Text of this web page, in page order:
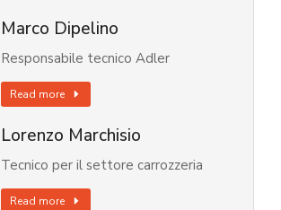
Marco Dipelino
Responsabile tecnico Adler
Read more
Lorenzo Marchisio
Tecnico per il settore carrozzeria
Read more